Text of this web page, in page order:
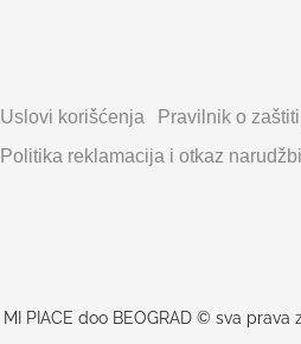
Uslovi korišćenja Pravilnik o
Politika reklamacija i otkaz
MI PIACE doo BEOGRAD © sva prava